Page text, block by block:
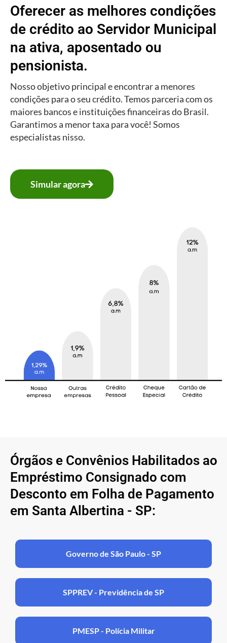
Oferecer as melhores condições
de crédito ao Servidor Municipal
na ativa, aposentado ou
pensionista.
Nosso objetivo principal e encontrar a menores
condições para o seu crédito. Temos parceria com os
maiores bancos e instituições financeiras do Brasil.
Garantimos a menor taxa para você! Somos
especialistas nisso.
Simular agora
Órgãos e Convênios Habilitados ao
Empréstimo Consignado com
Desconto em Folha de Pagamento
em Santa Albertina - SP:
Governo de São Paulo - SP
SPPREV - Previdência de SP
PMESP - Polícia Militar